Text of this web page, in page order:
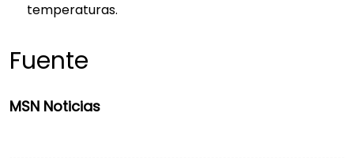
temperaturas.
Fuente
MSN Noticias